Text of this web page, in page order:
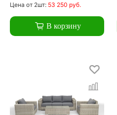
Цена от 2шт: 53 250 руб.
В корзину